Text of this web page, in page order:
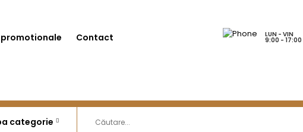
Contact LUN - VIN
9:00 - 17:00